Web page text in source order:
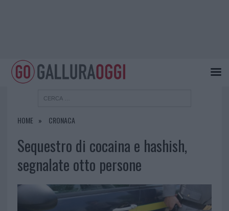
HOME CRONACA
Sequestro di cocaina e hashish,
segnalate otto persone